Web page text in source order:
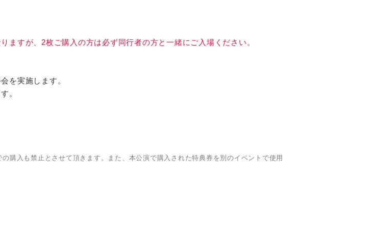
ますが、2枚ご購入の方は必ず同行者の方と一緒にご入場ください。
を実施します。
。
購入も禁止とさせて頂きます。また、本公演で購入された特典券を別のイベントで使用